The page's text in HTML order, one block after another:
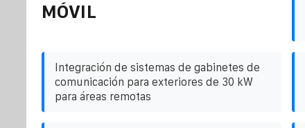
MÓVIL
Integración de sistemas de gabinetes de
comunicación para exteriores de 30 kW
para áreas remotas